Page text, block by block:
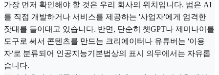
가장 먼저 확인해야 할 것은 우리 회사의 위치입니다. 법은 AI
를 직접 개발하거나 서비스를 제공하는 '사업자'에게 엄격한
잣대를 들이대고 있습니다. 반면, 단순히 챗GPT나 제미나이를
도구로 써서 콘텐츠를 만드는 크리에이터나 유튜버는 '이용
자'로 분류되어 인공지능기본법상의 표시 의무에서는 자유롭
습니다.